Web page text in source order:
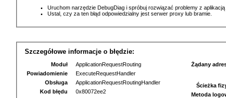
Uruchom narzędzie DebugDiag i spróbuj rozwiązać problemy z
Ustal, czy za ten błąd odpowiedzialny jest serwer proxy lub bramie.
Szczegółowe informacje o błędzie:
Moduł
ApplicationRequestRouting
Powiadomienie
ExecuteRequestHandler
Obsługa
ApplicationRequestRoutingHandler
Kod błędu
0x80072ee2
Żądany
Ścieżka
Metoda